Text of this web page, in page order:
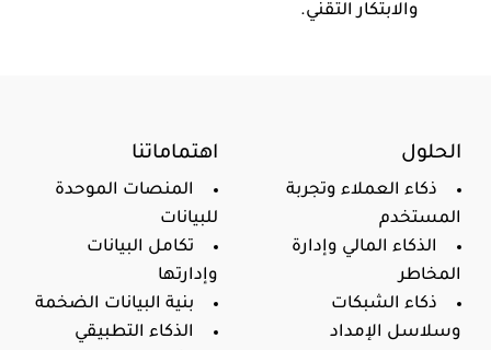
والابتكار التقني.
اهتماماتنا
المنصات الموحدة
للبيانات
تكامل البيانات
وإدارتها
بنية البيانات الضخمة
الذكاء التطبيقي
الحلول
ذكاء العملاء وتجربة
المستخدم
الذكاء المالي وإدارة
المخاطر
ذكاء الشبكات
وسلاسل الإمداد